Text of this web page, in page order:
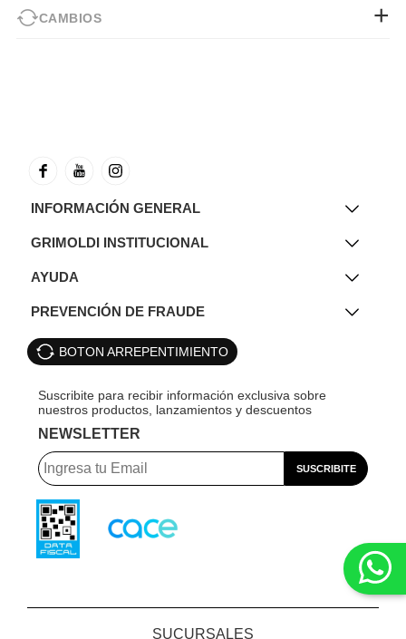
CAMBIOS
INFORMACIÓN GENERAL
GRIMOLDI INSTITUCIONAL
AYUDA
PREVENCIÓN DE FRAUDE
SUCURSALES
BOTON ARREPENTIMIENTO
NEWSLETTER